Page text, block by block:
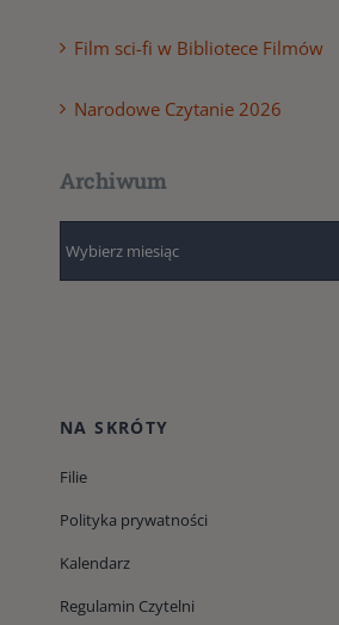
Film sci-fi w Bibliotece Filmów
Narodowe Czytanie 2026
Archiwum
NA SKRÓTY
Filie
Polityka prywatności
Kalendarz
Regulamin Czytelni